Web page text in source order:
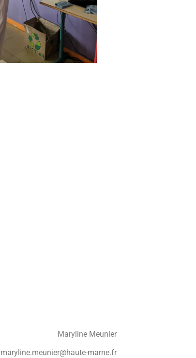
Maryline Meunier
maryline.meunier@haute-marne.fr